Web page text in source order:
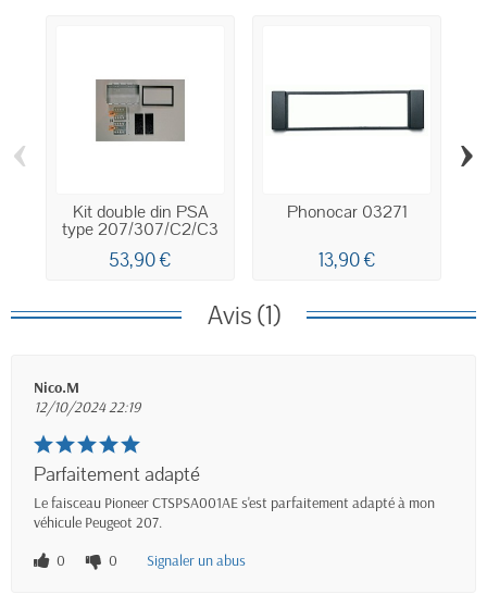
Kit double din PSA
type 207/307/C2/C3
53,90 €
Phonocar 03271
13,90 €
‹ ›
Avis (1)
Nico.M
12/10/2024 22:19
Parfaitement adapté
Le faisceau Pioneer CTSPSA001AE s'est parfaitement adapté à mon
véhicule Peugeot 207.
0
0 Signaler un abus